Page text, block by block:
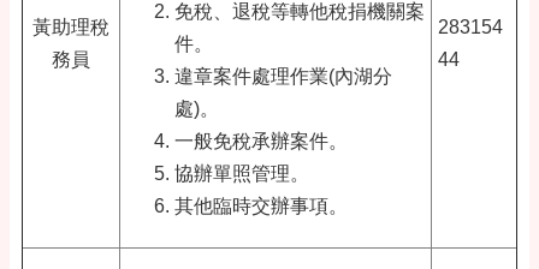
黃助理稅
務員
免稅、退稅等轉他稅捐機關案
件。
違章案件處理作業(內湖分
處)。
一般免稅承辦案件。
協辦單照管理。
其他臨時交辦事項。
283154
44